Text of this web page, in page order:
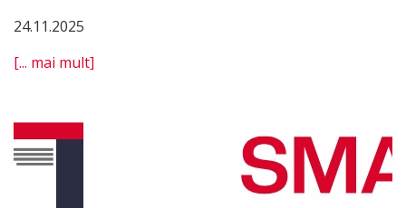
24.11.2025
[... mai mult]